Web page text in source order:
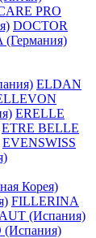
PRO
DOCTOR
ELDAN
ERELLE
ETRE BELLE
EVENSWISS
Корея)
FILLERINA
(Испания)
(Испания)